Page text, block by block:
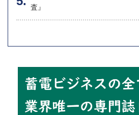
査』